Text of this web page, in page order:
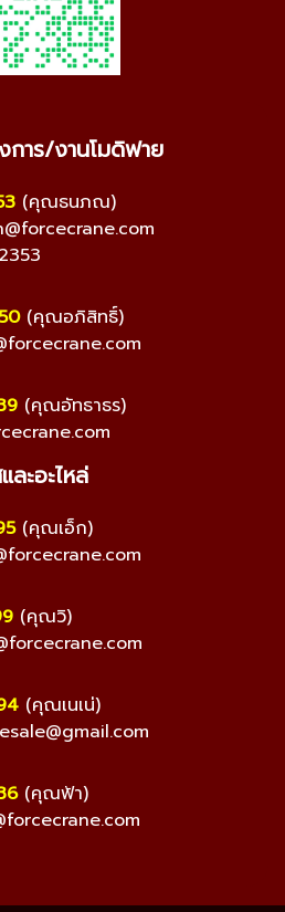
การ/งานโมดิฟาย
(คุณธนภณ)
(คุณอภิสิทธิ์)
(คุณอัทธาธร)
ละอะไหล่
(คุณเอ็ก)
(คุณวิ)
(คุณเนเน่)
(คุณฟ้า)